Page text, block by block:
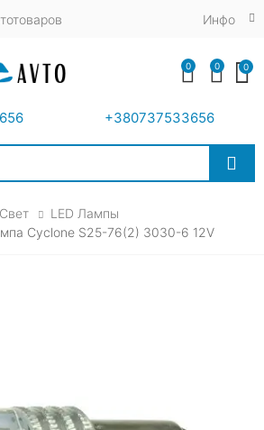
Инфо
menu
+380737533656
0 0 0
LED Лампы
Cyclone S25-76(2) 3030-6 12V